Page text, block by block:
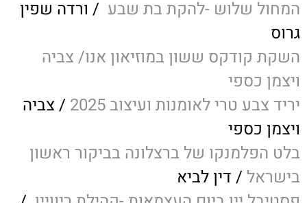
המחול שלוש -להקת בת שבע / ורדה שפין
גרוס
השקת קודקס ששון במוזיאון אנו/ צביה
ויצמן כספי
יריד צבע טרי לאומנות ועיצוב 2025
/ צביה
ויצמן כספי
בלט הפלמנקו של ברצלונה בביקור ראשון
בישראל / דין לביא